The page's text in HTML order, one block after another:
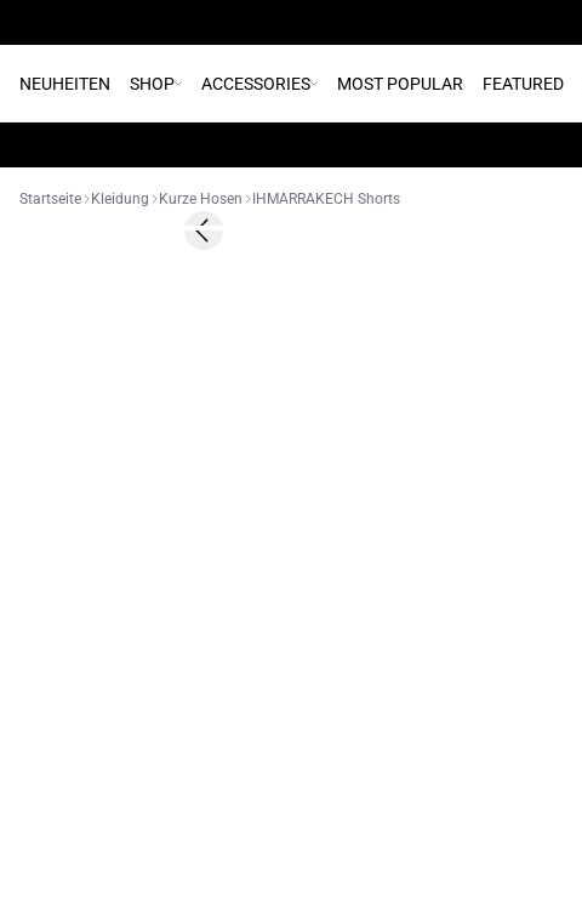
NEUHEITEN SHOP ACCESSORIES MOST POPULAR FEATURED
Startseite Kleidung Kurze Hosen IHMARRAKECH Shorts
SALE | 60%
Previous slide